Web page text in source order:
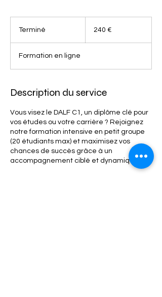
Terminé
m
i
é
240 €
Formation en ligne
Description du service
Vous visez le DALF C1, un diplôme clé pour
vos études ou votre carrière ? Rejoignez
notre formation intensive en petit groupe
(20 étudiants max) et maximisez vos
chances de succès grâce à un
accompagnement ciblé et dynamique !